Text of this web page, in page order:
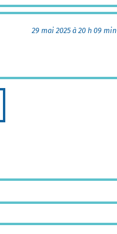
29 mai 2025 à 20 h 09 min